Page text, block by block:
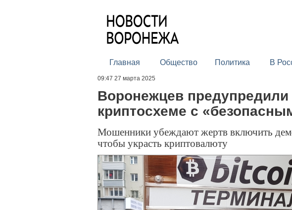
Главная Общество Политика В
09:47 27 марта 2025
Воронежцев предупредили
криптосхеме с
Мошенники убеждают жертв включить
чтобы украсть криптовалюту